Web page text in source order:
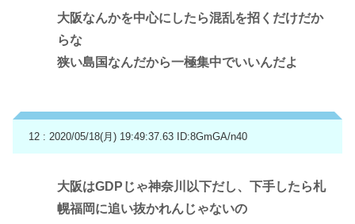
大阪なんかを中心にしたら混乱を招くだけだか
らな
狭い島国なんだから一極集中でいいんだよ
12 : 2020/05/18(月) 19:49:37.63 ID:8GmGA/n40
大阪はGDPじゃ神奈川以下だし、下手したら札
幌福岡に追い抜かれんじゃないの